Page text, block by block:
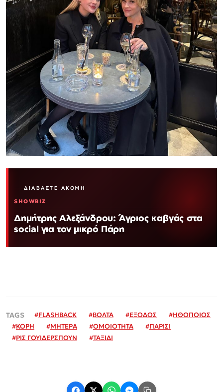
ΔΙΑΒΆΣΤΕ ΑΚΌΜΗ
SHOWBIZ
Δημήτρης Αλεξάνδρου: Άγριος καβγάς στα
social για τον μικρό Πάρη
#FLASHBACK #ΒΟΛΤΑ #ΕΞΟΔΟΣ #ΗΘΟΠΟΙΟΣ
#ΚΟΡΗ #ΜΗΤΕΡΑ #ΟΜΟΙΟΤΗΤΑ #ΠΑΡΙΣΙ
#ΡΙΣ ΓΟΥΙΔΕΡΣΠΟΥΝ #ΤΑΞΙΔΙ